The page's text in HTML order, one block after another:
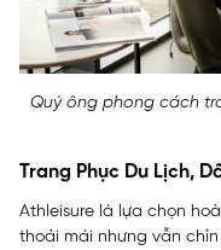
Quý ông phong cách
Trang Phục Du Lịch,
Athleisure là lựa chọn
thoải mái nhưng vẫn chỉn